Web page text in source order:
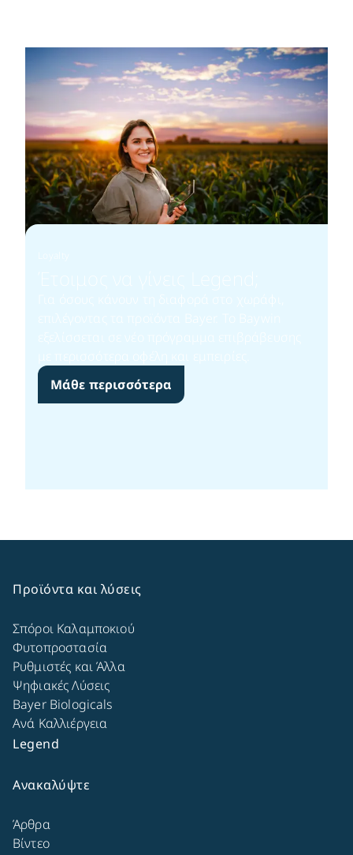
Έτοιμος να γίνεις Legend;​
Για όσους κάνουν τη διαφορά στο χωράφι,
επιλέγοντας τα προϊόντα Bayer. Το Baywin
εξελίσσεται σε νέο πρόγραμμα επιβράβευσης
με περισσότερα οφέλη και εμπειρίες.​
Μάθε περισσότερα
Προϊόντα και λύσεις
Σπόροι Καλαμποκιού
Φυτοπροστασία
Ρυθμιστές και Άλλα
Ψηφιακές Λύσεις
Bayer Biologicals
Ανά Καλλιέργεια
Legend
Ανακαλύψτε
Άρθρα
Βίντεο